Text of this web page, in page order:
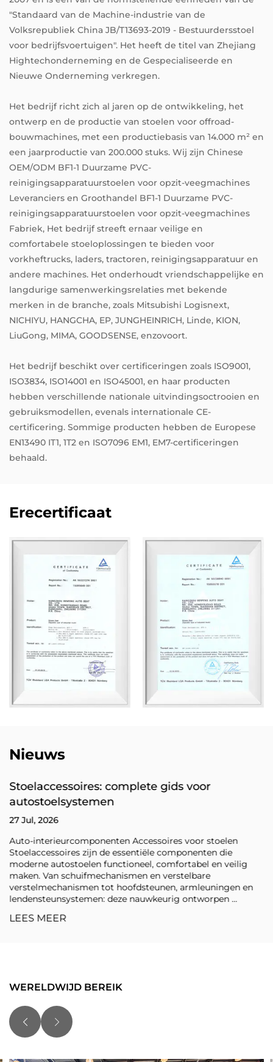
"Standaard van de Machine-industrie van de
Volksrepubliek China JB/T13693-2019 - Bestuurdersstoel
voor bedrijfsvoertuigen". Het heeft de titel van Zhejiang
Hightechonderneming en de Gespecialiseerde en
Nieuwe Onderneming verkregen.
Het bedrijf richt zich al jaren op de ontwikkeling, het
ontwerp en de productie van stoelen voor offroad-
bouwmachines, met een productiebasis van 14.000 m² en
een jaarproductie van 200.000 stuks. Wij zijn Chinese
OEM/ODM BF1-1 Duurzame PVC-
reinigingsapparatuurstoelen voor opzit-veegmachines
Leveranciers en Groothandel BF1-1 Duurzame PVC-
reinigingsapparatuurstoelen voor opzit-veegmachines
Fabriek, Het bedrijf streeft ernaar veilige en
comfortabele stoeloplossingen te bieden voor
vorkheftrucks, laders, tractoren, reinigingsapparatuur en
andere machines. Het onderhoudt vriendschappelijke en
langdurige samenwerkingsrelaties met bekende
merken in de branche, zoals Mitsubishi Logisnext,
NICHIYU, HANGCHA, EP, JUNGHEINRICH, Linde, KION,
LiuGong, MIMA, GOODSENSE, enzovoort.
Het bedrijf beschikt over certificeringen zoals ISO9001,
ISO3834, ISO14001 en ISO45001, en haar producten
hebben verschillende nationale uitvindingsoctrooien en
gebruiksmodellen, evenals internationale CE-
certificering. Sommige producten hebben de Europese
EN13490 IT1, 1T2 en ISO7096 EM1, EM7-certificeringen
behaald.
Erecertificaat
Nieuws
Stoelaccessoires: complete gids voor
autostoelsystemen
27 Jul, 2026
Auto-interieurcomponenten Accessoires voor stoelen
Stoelaccessoires zijn de essentiële componenten die
moderne autostoelen functioneel, comfortabel en veilig
maken. Van schuifmechanismen en verstelbare
verstelmechanismen tot hoofdsteunen, armleuningen en
lendensteunsystemen: deze nauwkeurig ontworpen ...
LEES MEER
WERELDWIJD BEREIK